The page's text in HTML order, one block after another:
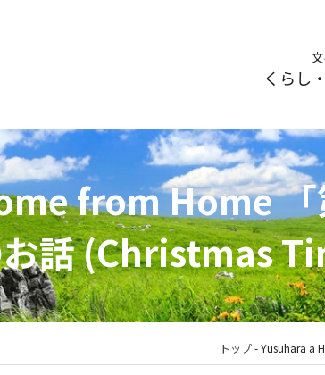
くらし
from Home 「
話 (Christmas
トップ-Yusuhara a